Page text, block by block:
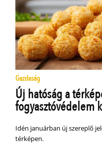
Gazdaság
Új hatóság a
fogyasztóvédelem
Idén januárban új szereplő
térképen.